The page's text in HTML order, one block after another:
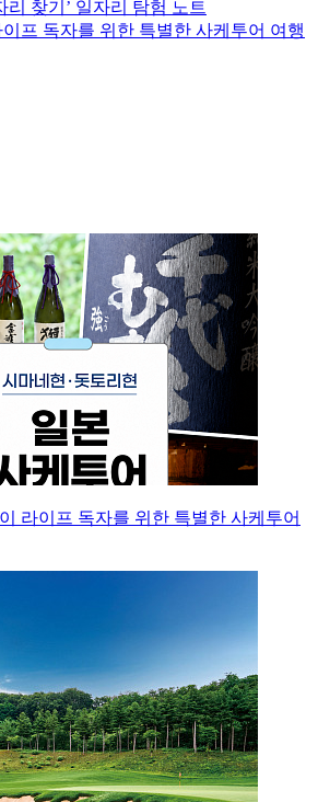
리 찾기’ 일자리 탐험 노트
프 독자를 위한 특별한 사케투어 여행
라이프 독자를 위한 특별한 사케투어